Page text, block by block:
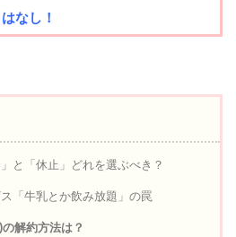
なし！
と「休止」どれを選ぶべき？
「牛乳とか飲み放題」の罠
解約方法は？